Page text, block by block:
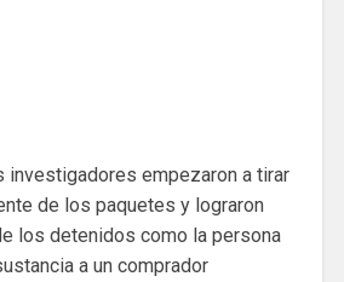
investigadores empezaron a tirar
de los paquetes y lograron
los detenidos como la persona
a un comprador